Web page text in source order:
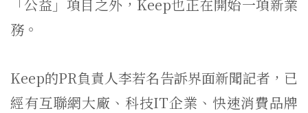
「公益」項目之外，Keep也正在開始一項新業
務。
Keep的PR負責人李若名告訴界面新聞記者，已
經有互聯網大廠、科技IT企業、快速消費品牌